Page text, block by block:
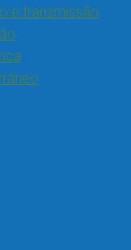
e transmissão